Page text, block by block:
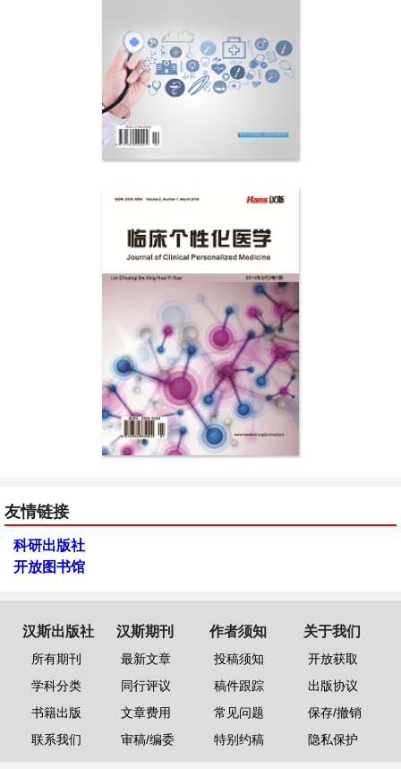
友情链接
科研出版社
开放图书馆
汉斯出版社
所有期刊
学科分类
书籍出版
联系我们
汉斯期刊
最新文章
同行评议
文章费用
审稿/编委
作者须知
投稿须知
稿件跟踪
常见问题
特别约稿
关于我们
开放获取
出版协议
保存/撤销
隐私保护